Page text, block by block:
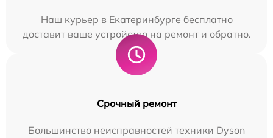
Наш курьер в Екатеринбурге бесплатно
доставит ваше устройство на ремонт и обратно.
Срочный ремонт
Большинство неисправностей техники Dyson